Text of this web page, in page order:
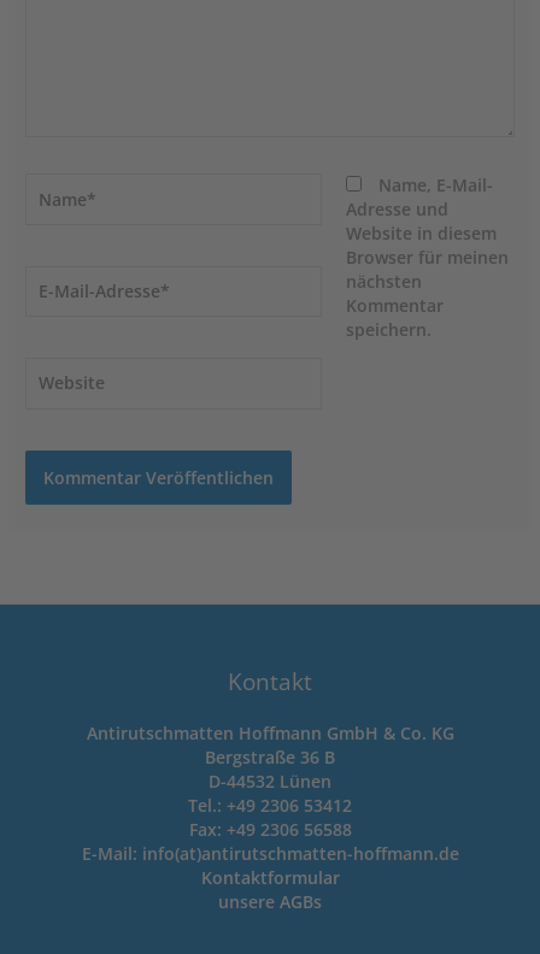
Mail-
Name, E-Mail-
Adresse und
Website in diesem
Browser für meinen
nächsten
Kommentar
speichern.
Kontakt
Antirutschmatten Hoffmann GmbH & Co. KG
Bergstraße 36 B
D-44532 Lünen
Tel.: +49 2306 53412
Fax: +49 2306 56588
E-Mail: info(at)antirutschmatten-hoffmann.de
Kontaktformular
unsere AGBs